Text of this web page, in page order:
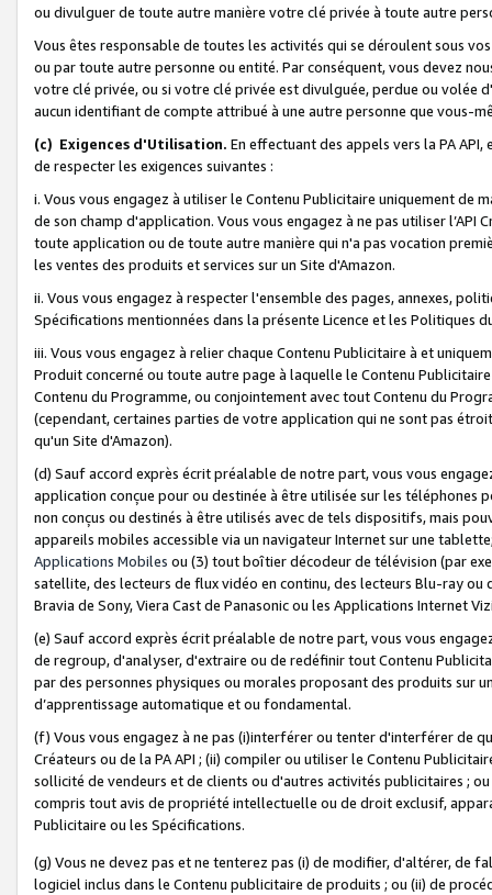
ou divulguer de toute autre manière votre clé privée à toute autre
Vous êtes responsable de toutes les activités qui se déroulent sous
ou par toute autre personne ou entité. Par conséquent, vous devez
votre clé privée, ou si votre clé privée est divulguée, perdue ou volée
aucun identifiant de compte attribué à une autre personne que vous-
(c) Exigences d'Utilisation. En effectuant des appels vers la PA
de respecter les exigences suivantes :
i. Vous vous engagez à utiliser le Contenu Publicitaire uniquement de
de son champ d'application. Vous vous engagez à ne pas utiliser l’API
toute application ou de toute autre manière qui n'a pas vocation
les ventes des produits et services sur un Site d'Amazon.
ii. Vous vous engagez à respecter l'ensemble des pages, annexes,
Spécifications mentionnées dans la présente Licence et les Politiques
iii. Vous vous engagez à relier chaque Contenu Publicitaire à et
Produit concerné ou toute autre page à laquelle le Contenu
Contenu du Programme, ou conjointement avec tout Contenu du
(cependant, certaines parties de votre application qui ne sont pas
qu'un Site d'Amazon).
(d) Sauf accord exprès écrit préalable de notre part, vous vous
application conçue pour ou destinée à être utilisée sur les téléphones
non conçus ou destinés à être utilisés avec de tels dispositifs, mais
appareils mobiles accessible via un navigateur Internet sur une
Applications Mobiles ou (3) tout boîtier décodeur de télévision (par
satellite, des lecteurs de flux vidéo en continu, des lecteurs Blu-ray
Bravia de Sony, Viera Cast de Panasonic ou les Applications Internet
(e) Sauf accord exprès écrit préalable de notre part, vous vous
de regroup, d'analyser, d'extraire ou de redéfinir tout Contenu
par des personnes physiques ou morales proposant des produits sur
d’apprentissage automatique et ou fondamental.
(f) Vous vous engagez à ne pas (i)interférer ou tenter d'interférer de
Créateurs ou de la PA API ; (ii) compiler ou utiliser le Contenu
sollicité de vendeurs et de clients ou d'autres activités publicitaires ;
compris tout avis de propriété intellectuelle ou de droit exclusif,
Publicitaire ou les Spécifications.
(g) Vous ne devez pas et ne tenterez pas (i) de modifier, d'altérer, de
logiciel inclus dans le Contenu publicitaire de produits ; ou (ii) de